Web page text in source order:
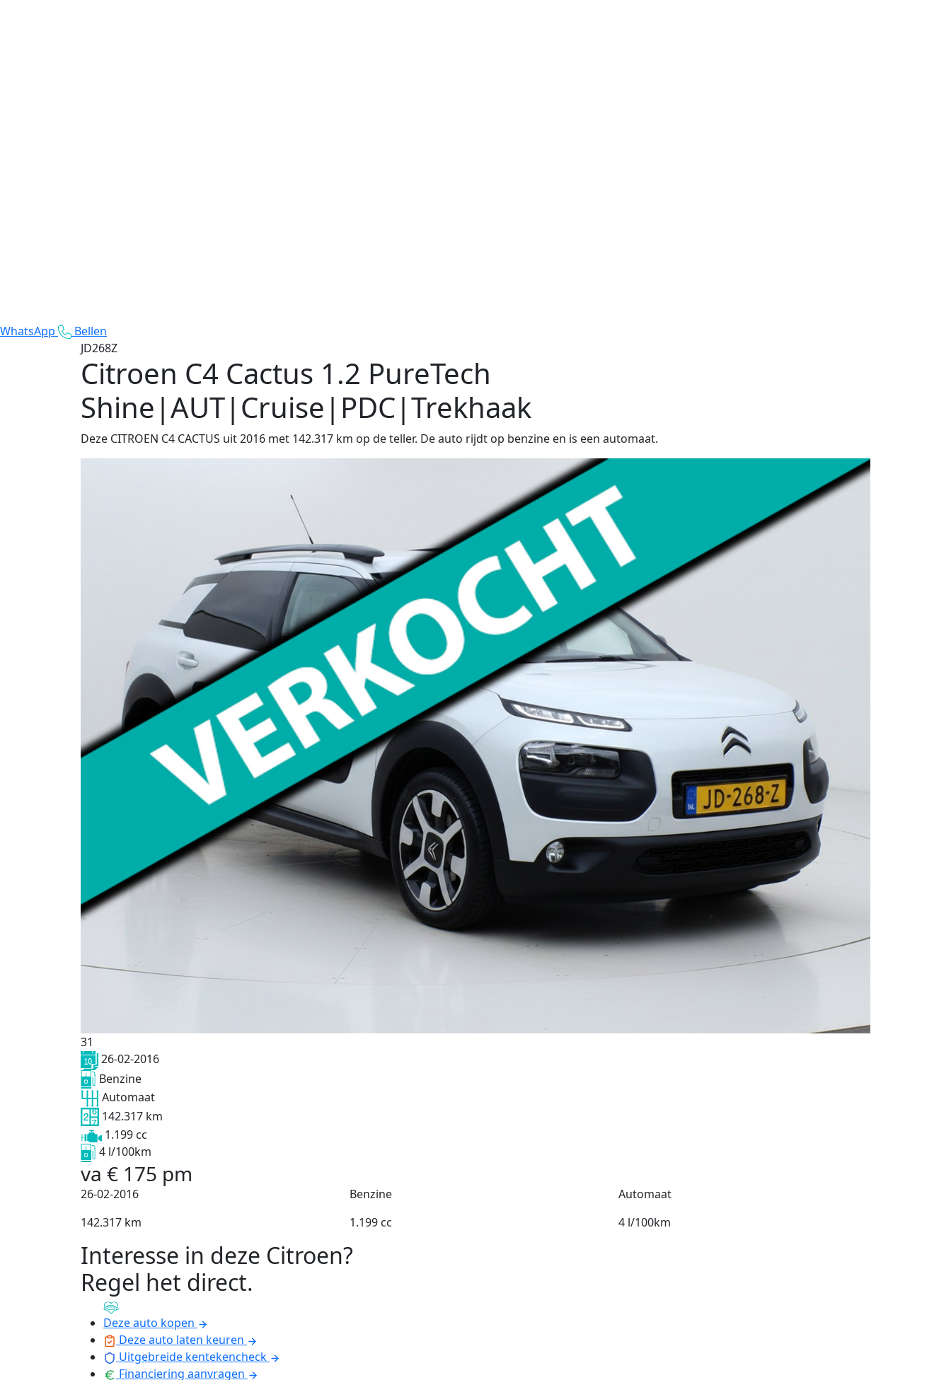
WhatsApp
Bellen
JD268Z
Citroen C4 Cactus 1.2 PureTech
Shine|AUT|Cruise|PDC|Trekhaak
Deze CITROEN C4 CACTUS uit 2016 met 142.317 km op de teller. De auto rijdt op benzine en is een automaat.
31
26-02-2016
Benzine
Automaat
142.317 km
1.199 cc
4 l/100km
va € 175 pm
26-02-2016 Benzine
Automaat
142.317 km
1.199 cc 4 l/100km
Interesse in deze Citroen?
Regel het direct.
Deze auto kopen
Deze auto laten keuren
Uitgebreide kentekencheck
Financiering aanvragen